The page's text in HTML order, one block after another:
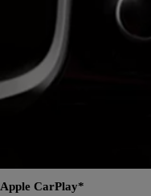
HYBRID
Apple CarPlay*